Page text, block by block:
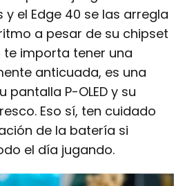
el Edge 40 se las arregla
a pesar de su chipset
te importa tener una
anticuada, es una
P-OLED y su
Eso sí, ten cuidado
de la batería si
el día jugando.